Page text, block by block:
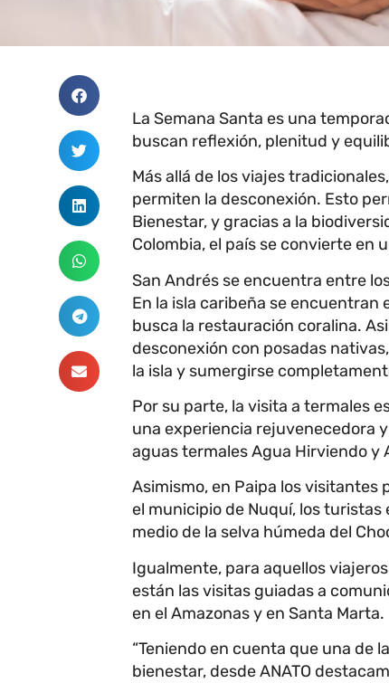
La Semana Santa es una
buscan reflexión, plenitud y
Más allá de los viajes
permiten la desconexión. Esto
Bienestar, y gracias a la
Colombia, el país se convierte en
San Andrés se encuentra entre
En la isla caribeña se
busca la restauración coralina.
desconexión con posadas
la isla y sumergirse
Por su parte, la visita a termales
una experiencia rejuvenecedora
aguas termales Agua Hirviendo y
Asimismo, en Paipa los
el municipio de Nuquí, los
medio de la selva húmeda del
Igualmente, para aquellos
están las visitas guiadas a
en el Amazonas y en Santa Marta.
“Teniendo en cuenta que una de
bienestar, desde ANATO